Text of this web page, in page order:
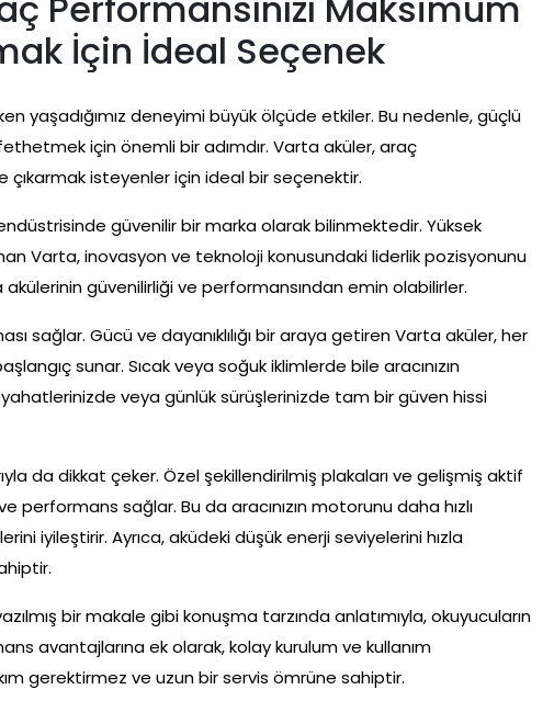
İçin İdeal Seçenek
yaşadığımız deneyimi büyük ölçüde etkiler. Bu nedenle, güçlü
için önemli bir adımdır. Varta aküler, araç
çıkarmak isteyenler için ideal bir seçenektir.
güvenilir bir marka olarak bilinmektedir. Yüksek
Varta, inovasyon ve teknoloji konusundaki liderlik pozisyonunu
güvenilirliği ve performansından emin olabilirler.
sağlar. Gücü ve dayanıklılığı bir araya getiren Varta aküler, her
sunar. Sıcak veya soğuk iklimlerde bile aracınızın
veya günlük sürüşlerinizde tam bir güven hissi
da dikkat çeker. Özel şekillendirilmiş plakaları ve gelişmiş aktif
performans sağlar. Bu da aracınızın motorunu daha hızlı
iyileştirir. Ayrıca, aküdeki düşük enerji seviyelerini hızla
bir makale gibi konuşma tarzında anlatımıyla, okuyucuların
avantajlarına ek olarak, kolay kurulum ve kullanım
gerektirmez ve uzun bir servis ömrüne sahiptir.